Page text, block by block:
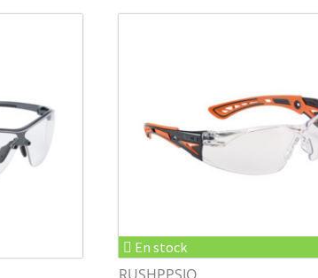
En stock